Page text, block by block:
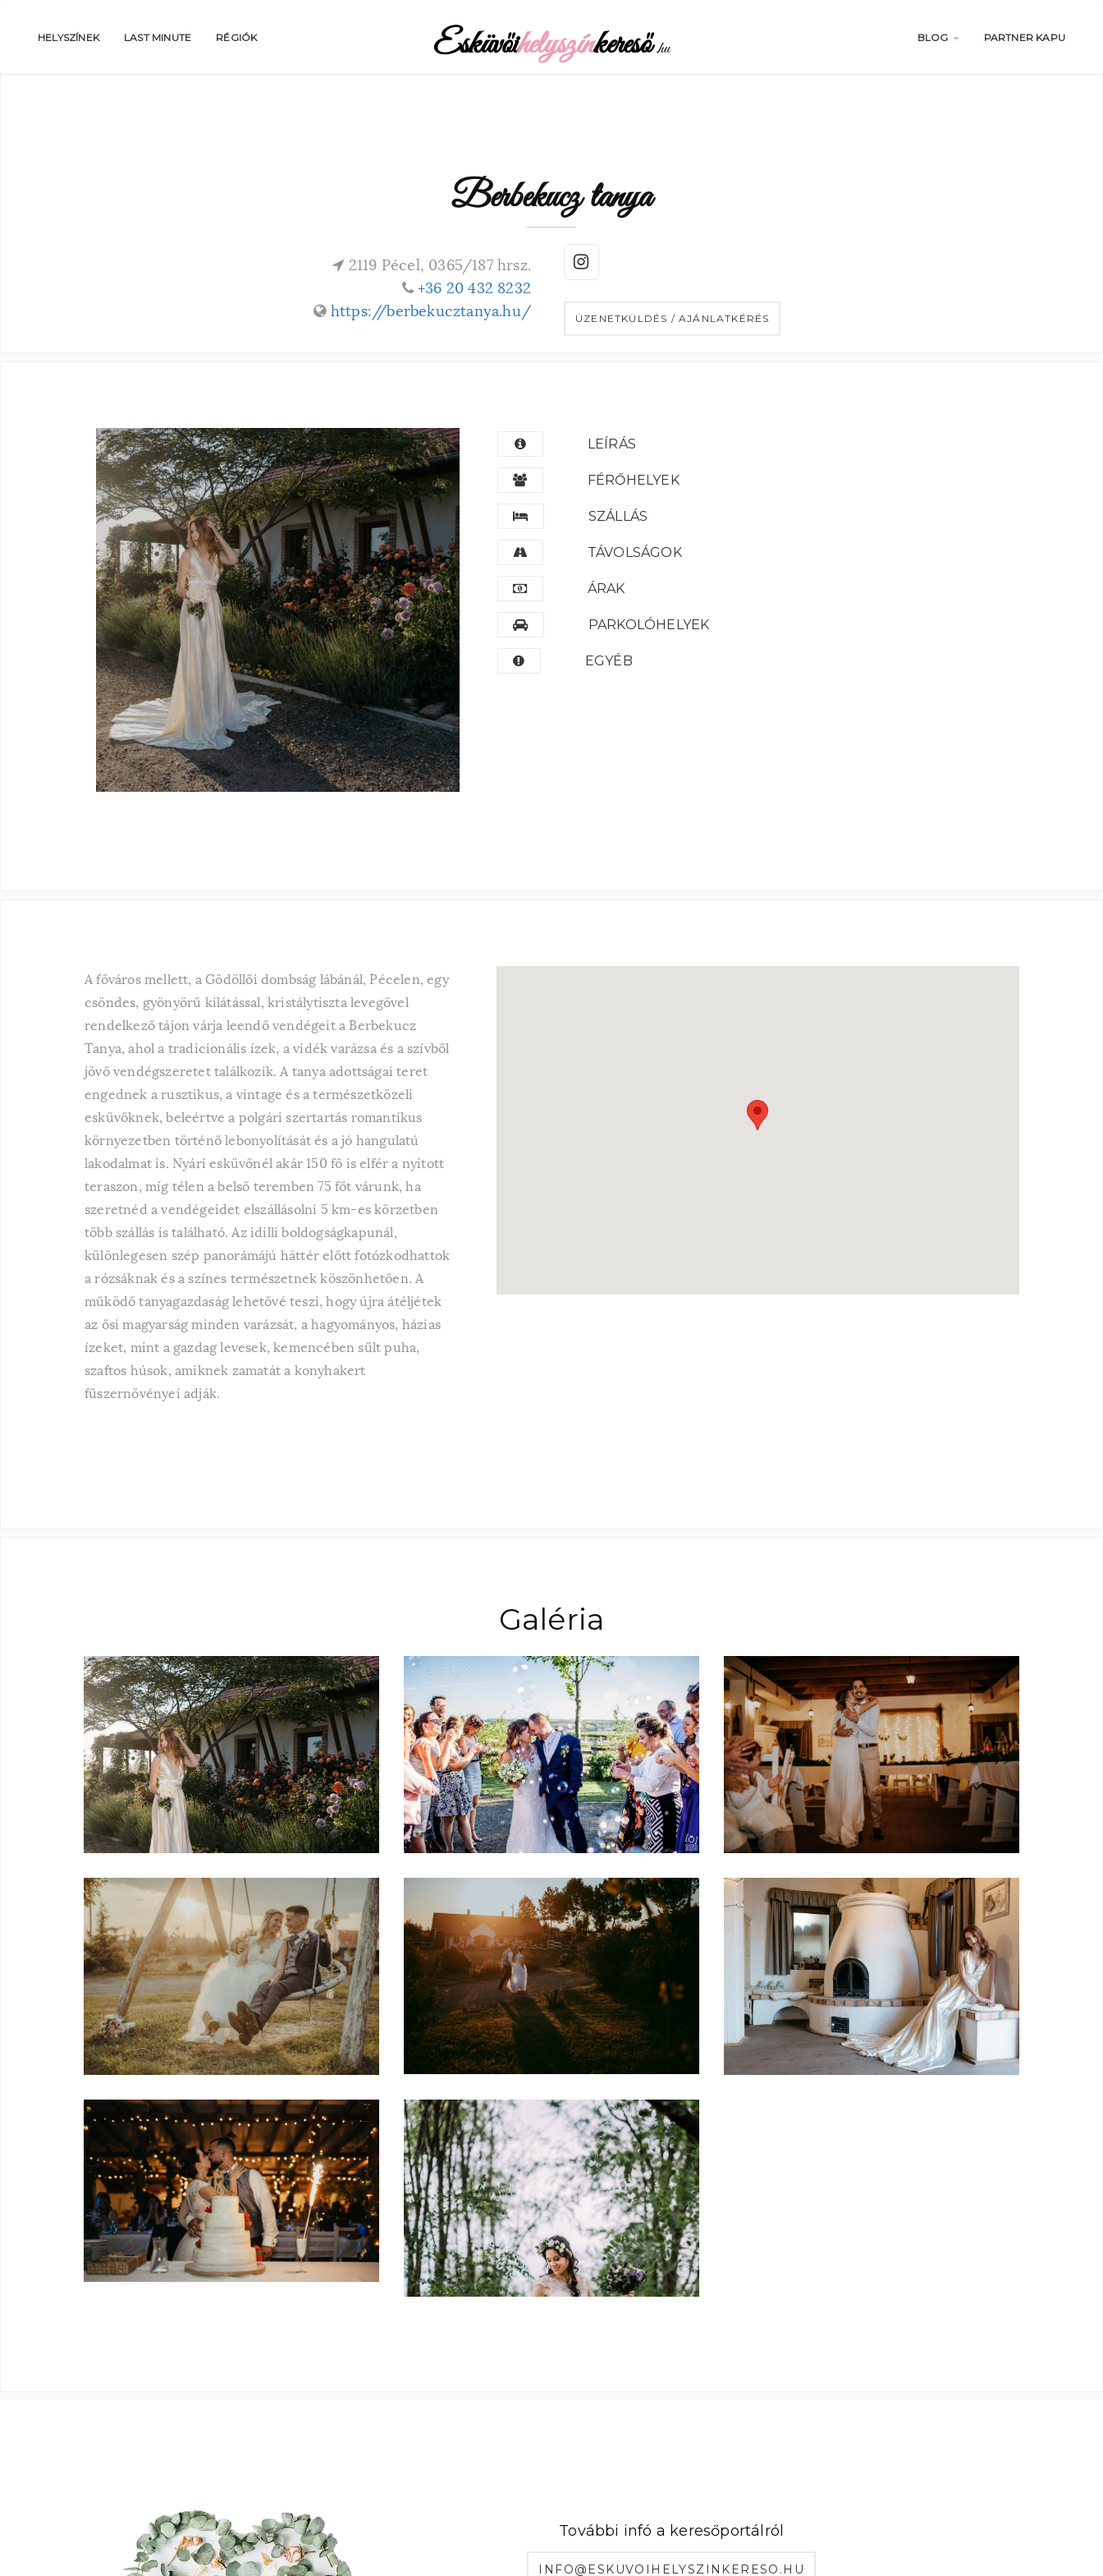
Esküvőihelyszínkereső .hu
HELYSZÍNEK LAST MINUTE RÉGIÓK BLOG PARTNER KAPU
Berbekucz tanya
2119 Pécel, 0365/187 hrsz.
+36 20 432 8232
https://berbekucztanya.hu/
ÜZENETKÜLDÉS / AJÁNLATKÉRÉS
LEÍRÁS
FÉRŐHELYEK
SZÁLLÁS
TÁVOLSÁGOK
ÁRAK
PARKOLÓHELYEK
EGYÉB
A főváros mellett, a Gödöllői dombság lábánál, Pécelen, egy
csöndes, gyönyörű kilátással, kristálytiszta levegővel
rendelkező tájon várja leendő vendégeit a Berbekucz
Tanya, ahol a tradicionális ízek, a vidék varázsa és a szívből
jövő vendégszeretet találkozik. A tanya adottságai teret
engednek a rusztikus, a vintage és a természetközeli
esküvőknek, beleértve a polgári szertartás romantikus
környezetben történő lebonyolítását és a jó hangulatú
lakodalmat is. Nyári esküvőnél akár 150 fő is elfér a nyitott
teraszon, míg télen a belső teremben 75 főt várunk, ha
szeretnéd a vendégeidet elszállásolni 5 km-es körzetben
több szállás is található. Az idilli boldogságkapunál,
különlegesen szép panorámájú háttér előtt fotózkodhattok
a rózsáknak és a színes természetnek köszönhetően. A
működő tanyagazdaság lehetővé teszi, hogy újra átéljétek
az ősi magyarság minden varázsát, a hagyományos, házias
ízeket, mint a gazdag levesek, kemencében sűlt puha,
szaftos húsok, amiknek zamatát a konyhakert
fűszernövényei adják.
Galéria
További infó a keresőportálról
INFO@ESKUVOIHELYSZINKERESO.HU